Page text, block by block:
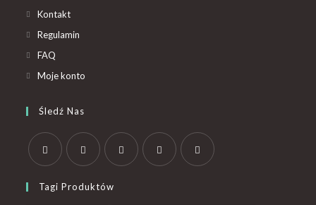
Kontakt
Regulamin
FAQ
Moje konto
Śledź Nas
Tagi Produktów